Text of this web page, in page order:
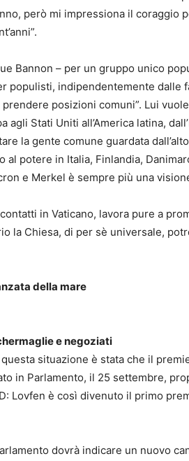
però mi impressiona il coraggio
Bannon – per un gruppo unico
populisti, indipendentemente dalle
posizioni comuni”. Lui
agli Stati Uniti all’America latina,
la gente comune guardata
al potere in Italia, Finlandia,
e Merkel è sempre più una
in Vaticano, lavora pure a
la Chiesa, di per sè universale,
della mare
e negoziati
situazione è stata che il
in Parlamento, il 25 settembre,
Lovfen è così divenuto il primo
dovrà indicare un nuovo